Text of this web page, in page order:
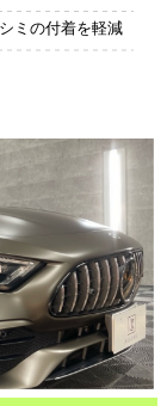
ミの付着を軽減